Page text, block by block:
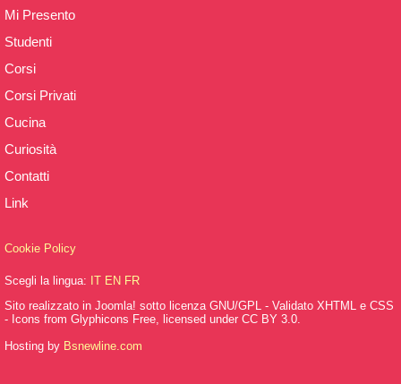
Mi Presento
Studenti
Corsi
Corsi Privati
Cucina
Curiosità
Contatti
Link
Cookie Policy
Scegli la lingua: IT EN FR
Sito realizzato in Joomla! sotto licenza GNU/GPL - Validato XHTML e CSS
- Icons from Glyphicons Free, licensed under CC BY 3.0.
Hosting by Bsnewline.com